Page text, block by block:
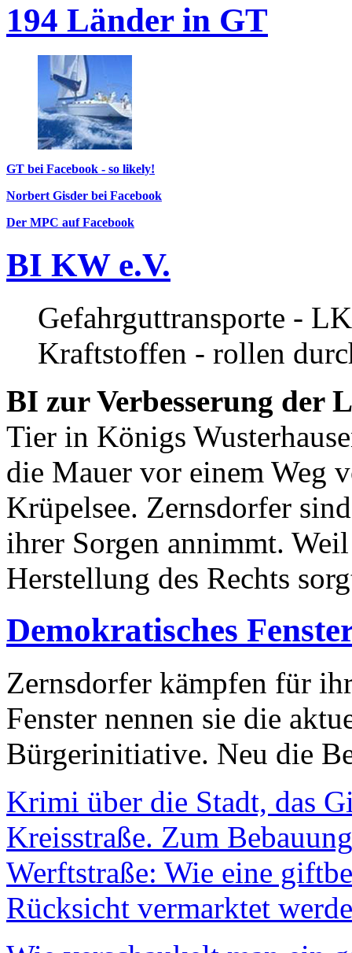
194 Länder in GT
GT bei Facebook - so likely!
Norbert Gisder bei Facebook
Der MPC auf Facebook
BI KW e.V.
Gefahrguttransporte -
Kraftstoffen - rollen
BI zur Verbesserung der
Tier in Königs
die Mauer vor einem Weg
Krüpelsee. Zernsdorfer
ihrer Sorgen annimmt.
Herstellung des Rechts
Demokratisches
Zernsdorfer kämpfen für
Fenster nennen sie die
Bürgerinitiative. Neu die
Krimi über die Stadt, das
Kreisstraße. Zum
Werftstraße: Wie eine
Rücksicht vermarktet